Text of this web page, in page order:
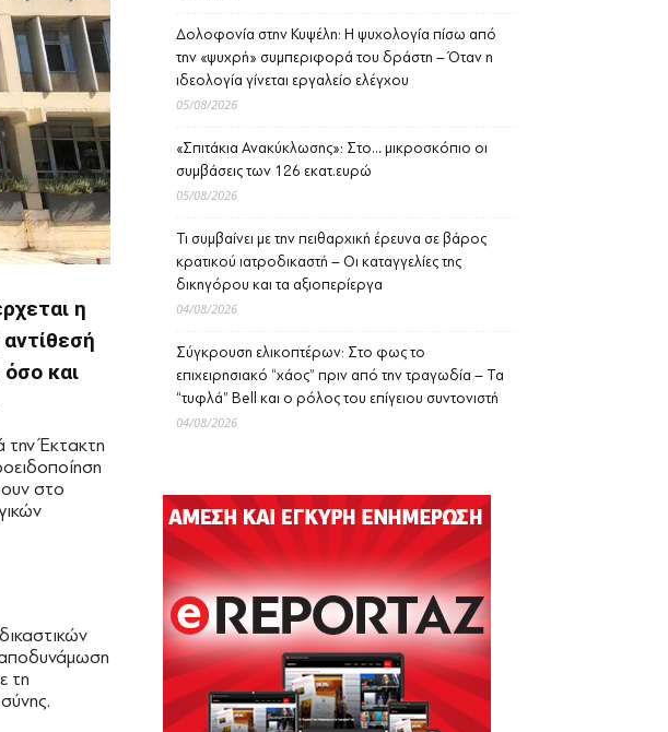
η
και
την Έκτακτη
στο
αποδυνάμωση
τη
Δολοφονία στην Κυψέλη: Η ψυχολογία πίσω από
την «ψυχρή» συμπεριφορά του δράστη – Όταν η
ιδεολογία γίνεται εργαλείο ελέγχου
05/08/2026
«Σπιτάκια Ανακύκλωσης»: Στο… μικροσκόπιο οι
συμβάσεις των 126 εκατ.ευρώ
05/08/2026
Τι συμβαίνει με την πειθαρχική έρευνα σε βάρος
κρατικού ιατροδικαστή – Οι καταγγελίες της
δικηγόρου και τα αξιοπερίεργα
04/08/2026
Σύγκρουση ελικοπτέρων: Στο φως το
επιχειρησιακό “χάος” πριν από την τραγωδία – Τα
“τυφλά” Bell και ο ρόλος του επίγειου συντονιστή
04/08/2026